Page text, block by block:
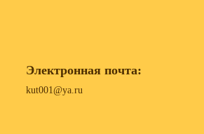
Электронная почта:
kut001@ya.ru